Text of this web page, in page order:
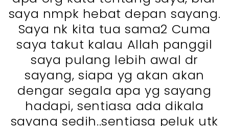
saya nmpk hebat depan sayang.
Saya nk kita tua sama2 Cuma
saya takut kalau Allah panggil
saya pulang lebih awal dr
sayang, siapa yg akan akan
dengar segala apa yg sayang
hadapi, sentiasa ada dikala
sayang sedih..sentiasa peluk utk